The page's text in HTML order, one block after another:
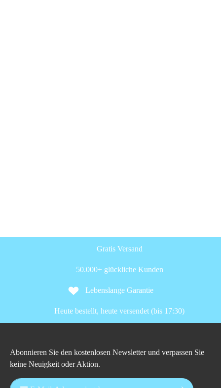
Gratis Versand
50.000+ glückliche Kunden
Lebenslange Garantie
Heute bestellt, heute versendet (bis 17:30)
Abonnieren Sie den kostenlosen Newsletter und verpassen Sie
keine Neuigkeit oder Aktion.
E-Mail-Adresse*